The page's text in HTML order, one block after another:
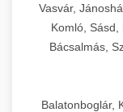
Vasvár,
Komló, Sásd,
Bácsalmás,
Balatonboglár,